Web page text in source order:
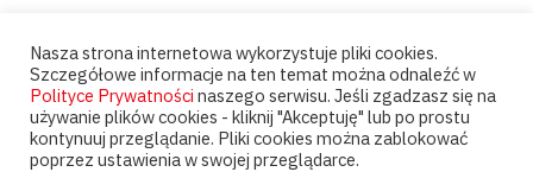
Nasza strona internetowa wykorzystuje pliki cookies.
Szczegółowe informacje na ten temat można odnaleźć w
Polityce Prywatności naszego serwisu. Jeśli zgadzasz się na
używanie plików cookies - kliknij "Akceptuję" lub po prostu
kontynuuj przeglądanie. Pliki cookies można zablokować
poprzez ustawienia w swojej przeglądarce.